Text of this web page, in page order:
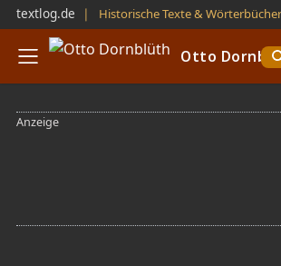
textlog.de ❘ Historische Texte & Wörterbücher
Otto